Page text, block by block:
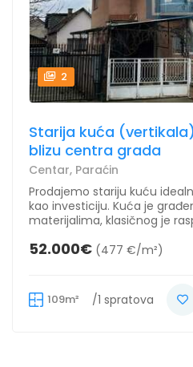
2
Starija kuća
blizu centra grada
Centar, Paraćin
Prodajemo stariju kuću
kao investiciju. Kuća je
materijalima, klasičnog je
52.000€ (477 €/m²)
109m² /1 spratova